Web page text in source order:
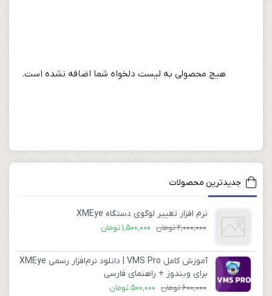
هیچ محصولی به لیست دلخواه شما اضافه نشده است.
جدیدترین محصولات
نرم افزار تغییر لوگوی دستگاه XMEye
2,000,000تومان 1,500,000 تومان
آموزش کامل VMS Pro | دانلود نرم‌افزار رسمی XMEye
برای ویندوز + راهنمای فارسی
600,000تومان 500,000 تومان